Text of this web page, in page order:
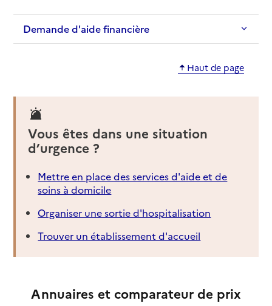
Demande d'aide financière
Haut de page
Vous êtes dans une situation
d’urgence ?
Mettre en place des services d'aide et de
soins à domicile
Organiser une sortie d'hospitalisation
Trouver un établissement d'accueil
Annuaires et comparateur de prix